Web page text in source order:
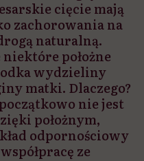
cięcie mają
zachorowania na
naturalną.
położne
wydzieliny
matki. Dlaczego?
nie jest
położnym,
odpornościowy
ze